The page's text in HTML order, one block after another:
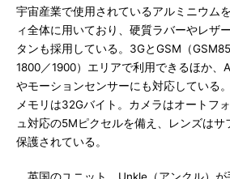
宇宙産業で使用されているアルミニウム
ィ全体に用いており、硬質ラバーやレザ
タンも採用している。3GとGSM（
1800／1900）エリアで利用できるほか、
やモーションセンサーにも対応している
メモリは32Gバイト。カメラはオートフ
ュ対応の5Mピクセルを備え、レンズは
保護されている。